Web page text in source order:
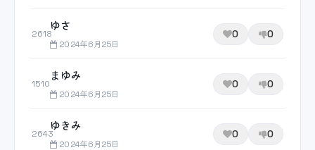
2618
ゆさ
2024年6月25日
0 0
1510
まゆみ
2024年6月25日
0 0
2643
ゆきみ
2024年6月25日
0 0